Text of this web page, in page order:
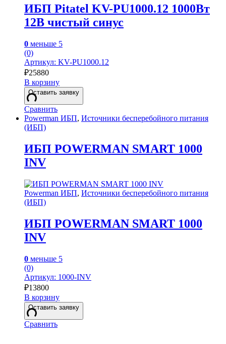
ИБП Pitatel KV-PU1000.12 1000Вт
12В чистый синус
0 меньше 5
(0)
Артикул: KV-PU1000.12
₽25880
В корзину
Оставить заявку
Сравнить
Powerman ИБП, Источники бесперебойного питания
(ИБП)
ИБП POWERMAN SMART 1000
INV
Powerman ИБП, Источники бесперебойного питания
(ИБП)
ИБП POWERMAN SMART 1000
INV
0 меньше 5
(0)
Артикул: 1000-INV
₽13800
В корзину
Оставить заявку
Сравнить